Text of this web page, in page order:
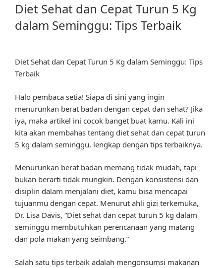
Diet Sehat dan Cepat Turun 5 Kg
dalam Seminggu: Tips Terbaik
Diet Sehat dan Cepat Turun 5 Kg dalam Seminggu: Tips
Terbaik
Halo pembaca setia! Siapa di sini yang ingin
menurunkan berat badan dengan cepat dan sehat? Jika
iya, maka artikel ini cocok banget buat kamu. Kali ini
kita akan membahas tentang diet sehat dan cepat turun
5 kg dalam seminggu, lengkap dengan tips terbaiknya.
Menurunkan berat badan memang tidak mudah, tapi
bukan berarti tidak mungkin. Dengan konsistensi dan
disiplin dalam menjalani diet, kamu bisa mencapai
tujuanmu dengan cepat. Menurut ahli gizi terkemuka,
Dr. Lisa Davis, “Diet sehat dan cepat turun 5 kg dalam
seminggu membutuhkan perencanaan yang matang
dan pola makan yang seimbang.”
Salah satu tips terbaik adalah mengonsumsi makanan